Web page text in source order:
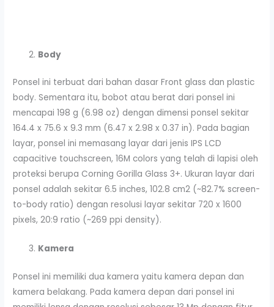
Body
Ponsel ini terbuat dari bahan dasar Front glass dan plastic
body. Sementara itu, bobot atau berat dari ponsel ini
mencapai 198 g (6.98 oz) dengan dimensi ponsel sekitar
164.4 x 75.6 x 9.3 mm (6.47 x 2.98 x 0.37 in). Pada bagian
layar, ponsel ini memasang layar dari jenis IPS LCD
capacitive touchscreen, 16M colors yang telah di lapisi oleh
proteksi berupa Corning Gorilla Glass 3+. Ukuran layar dari
ponsel adalah sekitar 6.5 inches, 102.8 cm2 (~82.7% screen-
to-body ratio) dengan resolusi layar sekitar 720 x 1600
pixels, 20:9 ratio (~269 ppi density).
Kamera
Ponsel ini memiliki dua kamera yaitu kamera depan dan
kamera belakang. Pada kamera depan dari ponsel ini